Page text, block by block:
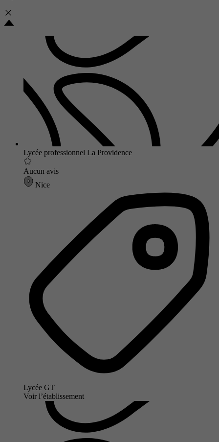
Lycée professionnel La Providence
Aucun avis
Nice
Lycée GT
Voir l’établissement